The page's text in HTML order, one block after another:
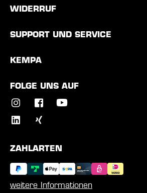
WIDERRUF
SUPPORT UND SERVICE
KEMPA
FOLGE UNS AUF
ZAHLARTEN
weitere Informationen